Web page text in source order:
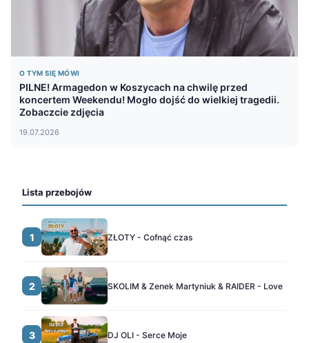
O TYM SIĘ MÓWI
PILNE! Armagedon w Koszycach na chwilę przed
koncertem Weekendu! Mogło dojść do wielkiej tragedii.
Zobaczcie zdjęcia
19.07.2026
Lista przebojów
1 ZŁOTY - Cofnąć czas
2 SKOLIM & Zenek Martyniuk & RAIDER - Love
3 DJ OLI - Serce Moje